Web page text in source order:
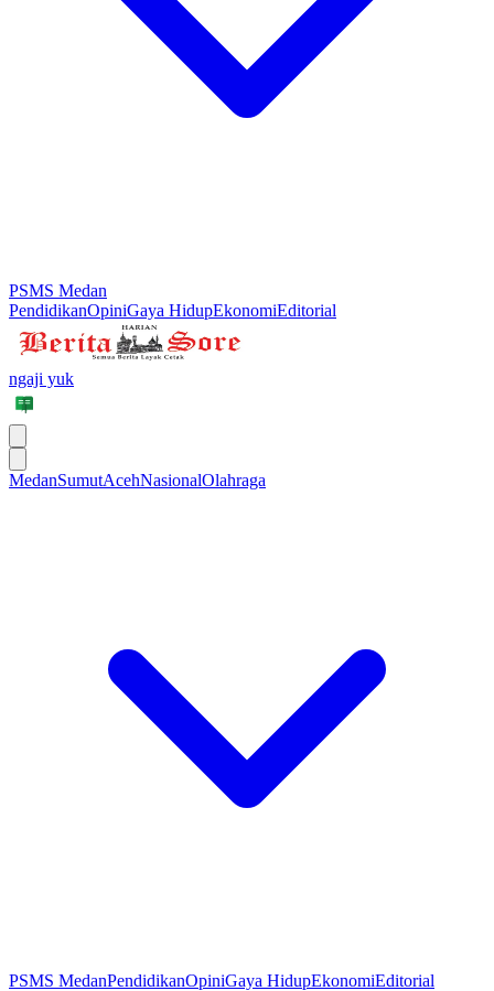
PSMS Medan
PendidikanOpiniGaya HidupEkonomiEditorial
ngaji yuk
MedanSumutAcehNasionalOlahraga
PSMS MedanPendidikanOpiniGaya HidupEkonomiEditorial